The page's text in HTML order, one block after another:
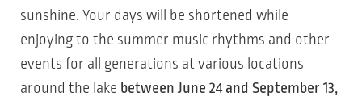
sunshine. Your days will be shortened while
enjoying to the summer music rhythms and other
events for all generations at various locations
around the lake between June 24 and September 13,